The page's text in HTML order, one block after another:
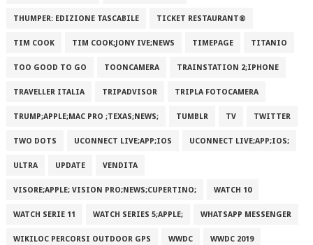
THUMPER: EDIZIONE TASCABILE TICKET RESTAURANT®
TIM COOK TIM COOK;JONY IVE;NEWS TIMEPAGE TITANIO
TOO GOOD TO GO TOONCAMERA TRAINSTATION 2;IPHONE
TRAVELLER ITALIA TRIPADVISOR TRIPLA FOTOCAMERA
TRUMP;APPLE;MAC PRO ;TEXAS;NEWS; TUMBLR TV TWITTER
TWO DOTS UCONNECT LIVE;APP;IOS UCONNECT LIVE;APP;IOS;
ULTRA UPDATE VENDITA
VISORE;APPLE; VISION PRO;NEWS;CUPERTINO; WATCH 10
WATCH SERIE 11 WATCH SERIES 5;APPLE; WHATSAPP MESSENGER
WIKILOC PERCORSI OUTDOOR GPS WWDC WWDC 2019